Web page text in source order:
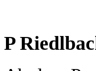
P